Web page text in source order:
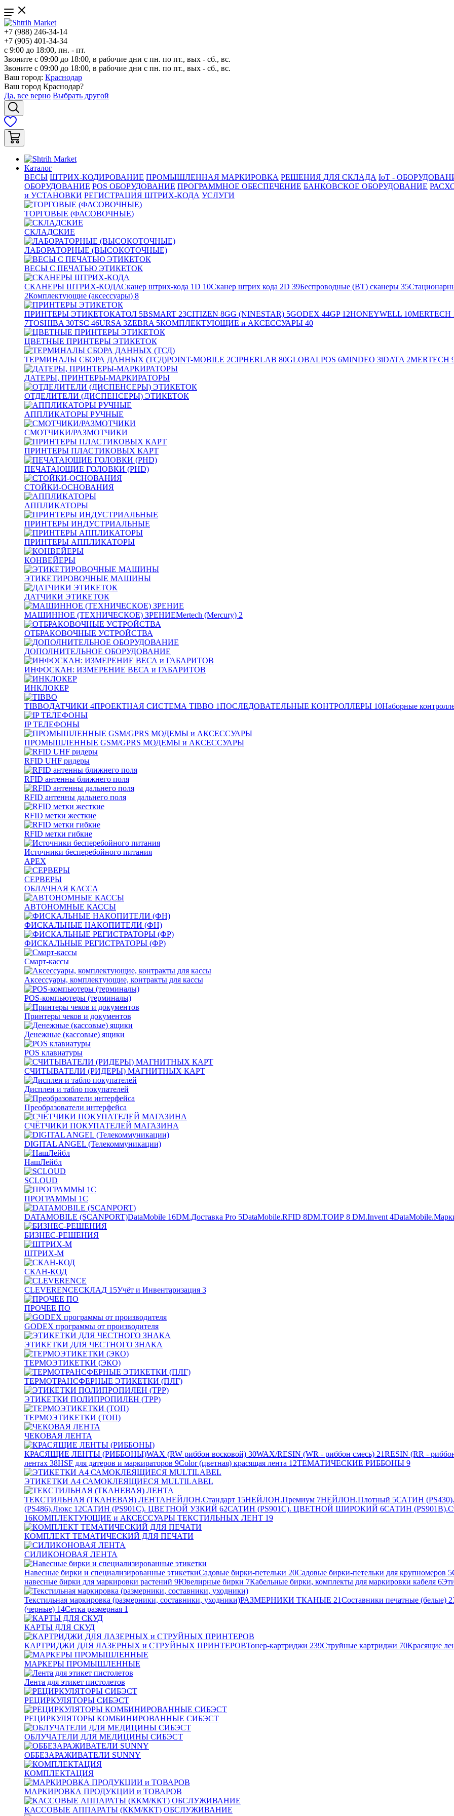
+7 (988) 246-34-14
+7 (905) 401-34-34
с 9:00 до 18:00, пн. - пт.
Звоните с 09:00 до 18:00, в рабочие дни с пн. по пт., вых - сб., вс.
Звоните с 09:00 до 18:00, в рабочие дни с пн. по пт., вых - сб., вс.
Ваш город: Краснодар
Ваш город Краснодар?
Да, все верно Выбрать другой
Каталог
ВЕСЫ ШТРИХ-КОДИРОВАНИЕ ПРОМЫШЛЕННАЯ МАРКИРОВКА РЕШЕНИЯ ДЛЯ СКЛАДА IoT -
ОБОРУДОВАНИЕ POS ОБОРУДОВАНИЕ ПРОГРАММНОЕ ОБЕСПЕЧЕНИЕ БАНКОВСКОЕ ОБОРУДОВАНИЕ
и УСТАНОВКИ РЕГИСТРАЦИЯ ШТРИХ-КОДА УСЛУГИ
ТОРГОВЫЕ (ФАСОВОЧНЫЕ)
СКЛАДСКИЕ
ЛАБОРАТОРНЫЕ (ВЫСОКОТОЧНЫЕ)
ВЕСЫ С ПЕЧАТЬЮ ЭТИКЕТОК
СКАНЕРЫ ШТРИХ-КОДАСканер штрих-кода 1D 10Сканер штрих кода 2D 39Беспроводные (BT) сканеры 35
2Комплектующие (аксессуары) 8
ПРИНТЕРЫ ЭТИКЕТОКАТОЛ 5BSMART 23CITIZEN 8GG (NINESTAR) 5GODEX 44GP12HONEYWELL 10MERTECH
7TOSHIBA 30TSC 46URSA 3ZEBRA 5КОМПЛЕКТУЮЩИЕ и АКСЕССУАРЫ 40
ЦВЕТНЫЕ ПРИНТЕРЫ ЭТИКЕТОК
ТЕРМИНАЛЫ СБОРА ДАННЫХ (ТСД)POINT-MOBILE 2CIPHERLAB 80GLOBALPOS 6MINDEO 3iDATA 2MERTECH
ДАТЕРЫ, ПРИНТЕРЫ-МАРКИРАТОРЫ
ОТДЕЛИТЕЛИ (ДИСПЕНСЕРЫ) ЭТИКЕТОК
АППЛИКАТОРЫ РУЧНЫЕ
СМОТЧИКИ/РАЗМОТЧИКИ
ПРИНТЕРЫ ПЛАСТИКОВЫХ КАРТ
ПЕЧАТАЮЩИЕ ГОЛОВКИ (PHD)
СТОЙКИ-ОСНОВАНИЯ
АППЛИКАТОРЫ
ПРИНТЕРЫ ИНДУСТРИАЛЬНЫЕ
ПРИНТЕРЫ АППЛИКАТОРЫ
КОНВЕЙЕРЫ
ЭТИКЕТИРОВОЧНЫЕ МАШИНЫ
ДАТЧИКИ ЭТИКЕТОК
МАШИННОЕ (ТЕХНИЧЕСКОЕ) ЗРЕНИЕMertech (Mercury) 2
ОТБРАКОВОЧНЫЕ УСТРОЙСТВА
ДОПОЛНИТЕЛЬНОЕ ОБОРУДОВАНИЕ
ИНФОСКАН: ИЗМЕРЕНИЕ ВЕСА и ГАБАРИТОВ
ИНКЛОКЕР
TIBBOДАТЧИКИ 4ПРОЕКТНАЯ СИСТЕМА TIBBO 1ПОСЛЕДОВАТЕЛЬНЫЕ КОНТРОЛЛЕРЫ 10Наборные
IP ТЕЛЕФОНЫ
ПРОМЫШЛЕННЫЕ GSM/GPRS МОДЕМЫ и АКСЕССУАРЫ
RFID UHF ридеры
RFID антенны ближнего поля
RFID антенны дальнего поля
RFID метки жесткие
RFID метки гибкие
Источники бесперебойного питания
APEX
СЕРВЕРЫ
ОБЛАЧНАЯ КАССА
АВТОНОМНЫЕ КАССЫ
ФИСКАЛЬНЫЕ НАКОПИТЕЛИ (ФН)
ФИСКАЛЬНЫЕ РЕГИСТРАТОРЫ (ФР)
Смарт-кассы
Аксессуары, комплектующие, контракты для кассы
POS-компьютеры (терминалы)
Принтеры чеков и документов
Денежные (кассовые) ящики
POS клавиатуры
СЧИТЫВАТЕЛИ (РИДЕРЫ) МАГНИТНЫХ КАРТ
Дисплеи и табло покупателей
Преобразователи интерфейса
СЧЁТЧИКИ ПОКУПАТЕЛЕЙ МАГАЗИНА
DIGITAL ANGEL (Телекоммуникации)
НашЛейбл
SCLOUD
ПРОГРАММЫ 1С
DATAMOBILE (SCANPORT)DataMobile 16DM.Доставка Pro 5DataMobile.RFID 8DM.ТОИР 8 DM.Invent 4
БИЗНЕС-РЕШЕНИЯ
ШТРИХ-М
СКАН-КОД
CLEVERENCEСКЛАД 15Учёт и Инвентаризация 3
ПРОЧЕЕ ПО
GODEX программы от производителя
ЭТИКЕТКИ ДЛЯ ЧЕСТНОГО ЗНАКА
ТЕРМОЭТИКЕТКИ (ЭКО)
ТЕРМОТРАНСФЕРНЫЕ ЭТИКЕТКИ (ПЛГ)
ЭТИКЕТКИ ПОЛИПРОПИЛЕН (TPP)
ТЕРМОЭТИКЕТКИ (ТОП)
ЧЕКОВАЯ ЛЕНТА
КРАСЯЩИЕ ЛЕНТЫ (РИББОНЫ)WAX (RW риббон восковой) 30WAX/RESIN (WR - риббон смесь) 21RESIN (RR -
лентах 38HSF для датеров и маркираторов 9Color (цветная) красящая лента 12ТЕМАТИЧЕСКИЕ РИББОНЫ 9
ЭТИКЕТКИ А4 САМОКЛЕЯЩИЕСЯ MULTILABEL
ТЕКСТИЛЬНАЯ (ТКАНЕВАЯ) ЛЕНТАНЕЙЛОН.Стандарт 15НЕЙЛОН.Премиум 7НЕЙЛОН.Плотный 5САТИН
(PS486).Люкс 12САТИН (PS901C). ЦВЕТНОЙ УЗКИЙ 62САТИН (PS901C). ЦВЕТНОЙ ШИРОКИЙ 6САТИН
16КОМПЛЕКТУЮЩИЕ и АКСЕССУАРЫ ТЕКСТИЛЬНЫХ ЛЕНТ 19
КОМПЛЕКТ ТЕМАТИЧЕСКИЙ ДЛЯ ПЕЧАТИ
СИЛИКОНОВАЯ ЛЕНТА
Навесные бирки и специализированные этикеткиСадовые бирки-петельки 20Садовые бирки-петельки для крупномеров 5
навесные бирки для маркировки растений 9Ювелирные бирки 7Кабельные бирки, комплекты для маркировки кабеля 6
Текстильная маркировка (размерники, составники, уходники)РАЗМЕРНИКИ ТКАНЫЕ 21Составники печатные (белые)
(черные) 14Сетка размерная 1
КАРТЫ ДЛЯ СКУД
КАРТРИДЖИ ДЛЯ ЛАЗЕРНЫХ и СТРУЙНЫХ ПРИНТЕРОВТонер-картриджи 239Струйные картриджи 70Красящие
МАРКЕРЫ ПРОМЫШЛЕННЫЕ
Лента для этикет пистолетов
РЕЦИРКУЛЯТОРЫ СИБЭСТ
РЕЦИРКУЛЯТОРЫ КОМБИНИРОВАННЫЕ СИБЭСТ
ОБЛУЧАТЕЛИ ДЛЯ МЕДИЦИНЫ СИБЭСТ
ОББЕЗАРАЖИВАТЕЛИ SUNNY
КОМПЛЕКТАЦИЯ
МАРКИРОВКА ПРОДУКЦИИ и ТОВАРОВ
КАССОВЫЕ АППАРАТЫ (ККМ/ККТ) ОБСЛУЖИВАНИЕ